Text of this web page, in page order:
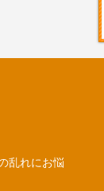
乱れにお悩